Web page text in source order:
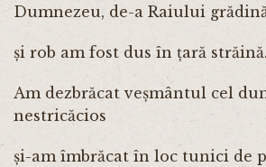
Dumnezeu, de-a Raiului
și rob am fost dus în țară străină.
Am dezbrăcat veșmântul cel
nestricăcios
și-am îmbrăcat în loc tunici de